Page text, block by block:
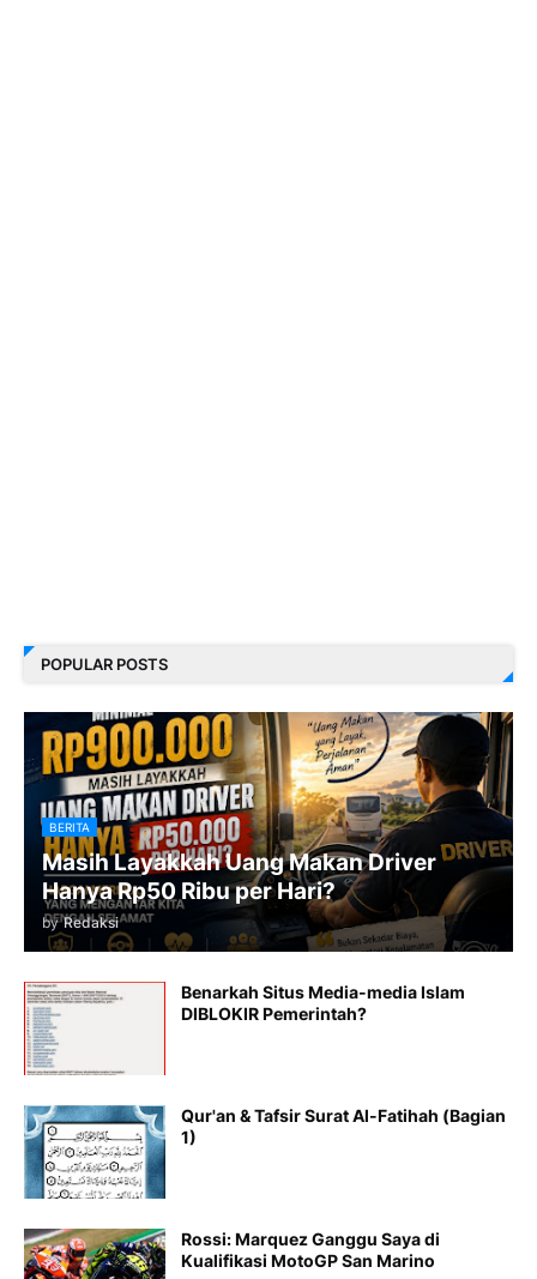
POPULAR POSTS
BERITA
Masih Layakkah Uang Makan Driver
Hanya Rp50 Ribu per Hari?
by Redaksi
Benarkah Situs Media-media Islam
DIBLOKIR Pemerintah?
Qur'an & Tafsir Surat Al-Fatihah (Bagian
1)
Rossi: Marquez Ganggu Saya di
Kualifikasi MotoGP San Marino